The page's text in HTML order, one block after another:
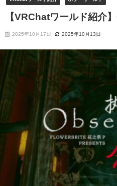
【VRChatワールド紹介
2025年10月17日 2025年10月13日